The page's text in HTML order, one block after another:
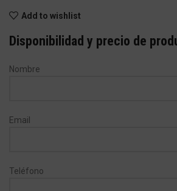
Add to wishlist
Disponibilidad y precio de
Nombre
Email
Teléfono